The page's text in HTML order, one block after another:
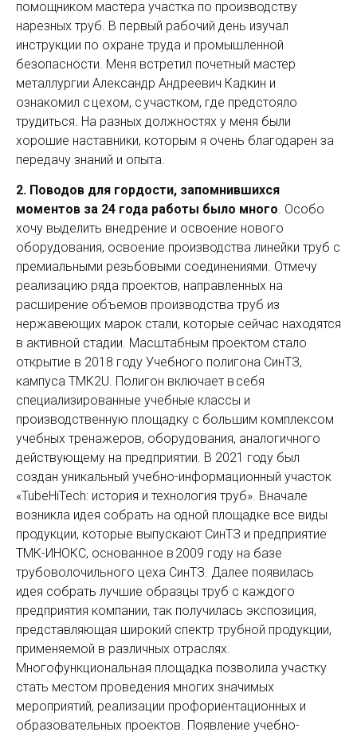
помощником мастера участка по производству
нарезных труб. В первый рабочий день изучал
инструкции по охране труда и промышленной
безопасности. Меня встретил почетный мастер
металлургии Александр Андрее­вич Кадкин и
ознакомил с цехом, с участком, где предстояло
трудиться. На разных должностях у меня были
хорошие наставники, которым я очень благодарен за
передачу знаний и опыта.
2. Поводов для гордости, запомнившихся
моментов за 24 года работы было много. Особо
хочу выделить внедрение и освоение нового
оборудования, освоение производства линейки труб с
премиальными резьбовыми соединениями. Отмечу
реализацию ряда проектов, направленных на
расширение объемов производства труб из
нержавеющих марок стали, которые сейчас находятся
в активной стадии. Масштабным проектом стало
открытие в 2018 году Учебного полигона СинТЗ,
кампуса ТМК2U. Полигон включает в себя
специализированные учебные классы и
производственную площадку с большим комплексом
учебных тренажеров, оборудования, аналогичного
действующему на предприятии. В 2021 году был
создан уникальный учебно-информационный участок
«TubeHiTech: история и технология труб». Вначале
возникла идея собрать на одной площадке все виды
продукции, которые выпускают СинТЗ и предприятие
ТМК-ИНОКС, основанное в 2009 году на базе
трубоволочильного цеха СинТЗ. Далее появилась
идея собрать лучшие образцы труб с каждого
предприятия компании, так получилась экспозиция,
представляющая широкий спектр трубной продукции,
применяемой в различных отраслях.
Многофункциональная площадка позволила участку
стать местом проведения многих значимых
мероприятий, реализации профориентационных и
образовательных проектов. Появление учебно-